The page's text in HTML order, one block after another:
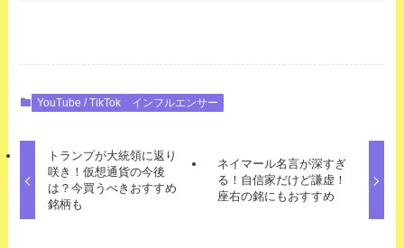
YouTube / TikTok インフルエンサー
トランプが大統領に返り
咲き！仮想通貨の今後
は？今買うべきおすすめ
銘柄も
ネイマール名言が深すぎ
る！自信家だけど謙虚！
座右の銘にもおすすめ